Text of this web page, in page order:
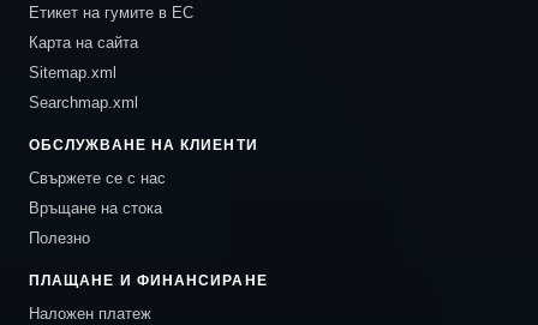
Етикет на гумите в ЕС
Карта на сайта
Sitemap.xml
Searchmap.xml
ОБСЛУЖВАНЕ НА КЛИЕНТИ
Свържете се с нас
Връщане на стока
Полезно
ПЛАЩАНЕ И ФИНАНСИРАНЕ
Наложен платеж